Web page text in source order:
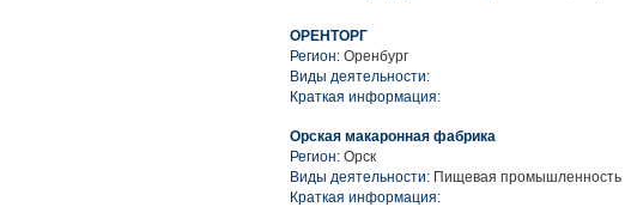
ОРЕНТОРГ
Регион: Оренбург
Виды деятельности:
Краткая информация:
Орская макаронная фабрика
Регион: Орск
Виды деятельности: Пищевая промышленность
Краткая информация: